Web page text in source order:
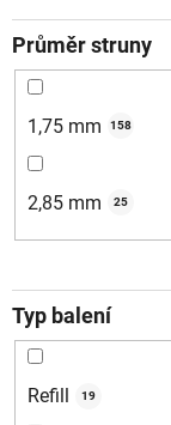
Průměr struny
1,75 mm 158
2,85 mm 25
Typ balení
Refill 19